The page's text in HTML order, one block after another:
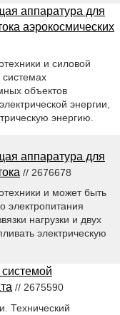
аппаратура для
аэрокосмических
и силовой
системах
объектов
энергии,
энергию.
аппаратура для
// 2676678
и может быть
электропитания
нагрузки и двух
электрическую
// 2675590
Технический